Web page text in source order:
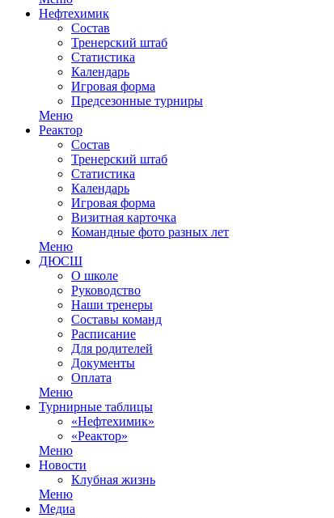
Нефтехимик
Состав
Тренерский штаб
Статистика
Календарь
Игровая форма
Предсезонные турниры
Меню
Реактор
Состав
Тренерский штаб
Статистика
Календарь
Игровая форма
Визитная карточка
Командные фото разных лет
Меню
ДЮСШ
О школе
Руководство
Наши тренеры
Составы команд
Расписание
Для родителей
Документы
Оплата
Меню
Турнирные таблицы
«Нефтехимик»
«Реактор»
Меню
Новости
Клубная жизнь
Меню
Медиа